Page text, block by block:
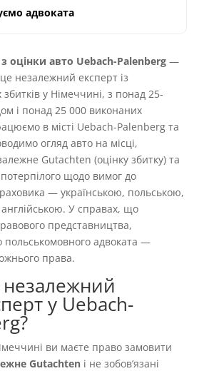
адвоката
оцінки авто Uebach-Palenberg—
це незалежний експерт із
у Німеччині, з понад 25-
і понад 25 000 виконаних
в місті Uebach-Palenberg та
огляд авто на місці,
Gutachten (оцінку збитку) та
щодо вимог до
— українською, польською,
У справах, що
представництва,
польськомовного адвоката —
права.
у Uebach-
ви маєте право замовити
Gutachtenі не зобовʼязані